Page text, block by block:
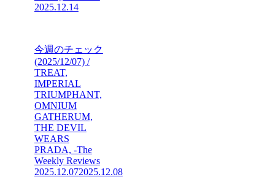
2025.12.14
今週のチェック
(2025/12/07) /
TREAT,
IMPERIAL
TRIUMPHANT,
OMNIUM
GATHERUM,
THE DEVIL
WEARS
PRADA, -The
Weekly Reviews
2025.12.072025.12.08